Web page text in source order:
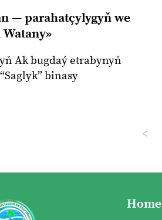
— parahatçylygyň we
Ak bugdaý etrabynyň
binasy
<
Home